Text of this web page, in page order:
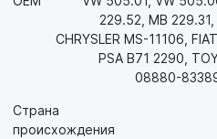
антифрикционных свойств;
- За счет превосходных
и высочайшей
эффективно борется со всеми
поддерживает в чистоте
всего интервала между
- Наличие эстеровых и
229.52, MB 229.31,
CHRYSLER MS-11106,
PSA B71 2290,
08880-
Страна
происхождения